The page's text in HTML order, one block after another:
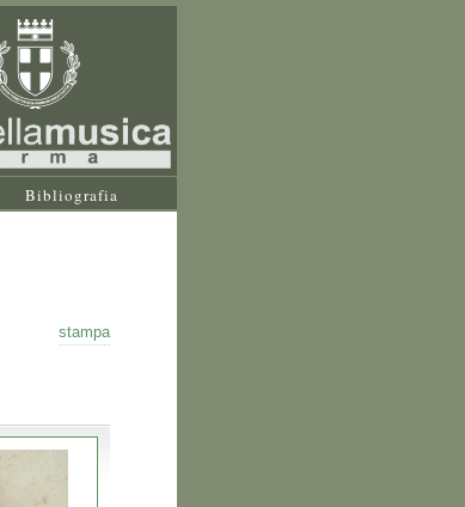
Bibliografia
stampa